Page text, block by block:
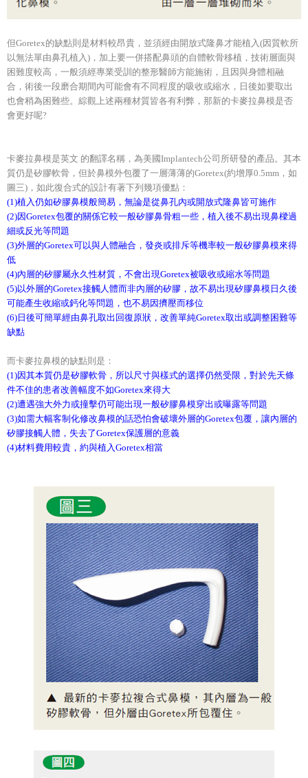
但Goretex的缺點則是材料較昂貴，並須經由開放式隆鼻才能植入(因質軟所
以無法單由鼻孔植入)，加上要一併搭配鼻頭的自體軟骨移植，技術層面與
困難度較高，一般須經專業受訓的整形醫師方能施術，且因與身體相融
合，術後一段磨合期間內可能會有不同程度的吸收或縮水，日後如要取出
也會稍為困難些。綜觀上述兩種材質皆各有利弊，那新的卡麥拉鼻模是否
會更好呢?
卡麥拉鼻模是英文 的翻譯名稱，為美國Implantech公司所研發的產品。其本
質仍是矽膠軟骨，但於鼻模外包覆了一層薄薄的Goretex(約增厚0.5mm，如
圖三)，如此復合式的設計有著下列幾項優點：
(1)植入仍如矽膠鼻模般簡易，無論是從鼻孔內或開放式隆鼻皆可施作
(2)因Goretex包覆的關係它較一般矽膠鼻骨粗一些，植入後不易出現鼻樑過
細或反光等問題
(3)外層的Goretex可以與人體融合，發炎或排斥等機率較一般矽膠鼻模來得
低
(4)內層的矽膠屬永久性材質，不會出現Goretex被吸收或縮水等問題
(5)以外層的Goretex接觸人體而非內層的矽膠，故不易出現矽膠鼻模日久後
可能產生收縮或鈣化等問題，也不易因擠壓而移位
(6)日後可簡單經由鼻孔取出回復原狀，改善單純Goretex取出或調整困難等
缺點
而卡麥拉鼻模的缺點則是：
(1)因其本質仍是矽膠軟骨，所以尺寸與樣式的選擇仍然受限，對於先天條
件不佳的患者改善幅度不如Goretex來得大
(2)遭遇強大外力或撞擊仍可能出現一般矽膠鼻模穿出或曝露等問題
(3)如需大幅客制化修改鼻模的話恐怕會破壞外層的Goretex包覆，讓內層的
矽膠接觸人體，失去了Goretex保護層的意義
(4)材料費用較貴，約與植入Goretex相當